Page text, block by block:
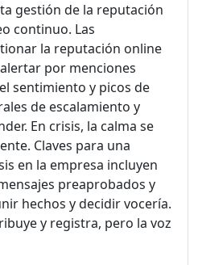
gestión de la reputación
continuo. Las
la reputación online
por menciones
sentimiento y picos de
de escalamiento y
En crisis, la calma se
Claves para una
en la empresa incluyen
preaprobados y
hechos y decidir vocería.
y registra, pero la voz